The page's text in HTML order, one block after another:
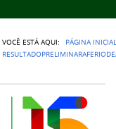
VOCÊ ESTÁ AQUI: PÁGINA INICIAL